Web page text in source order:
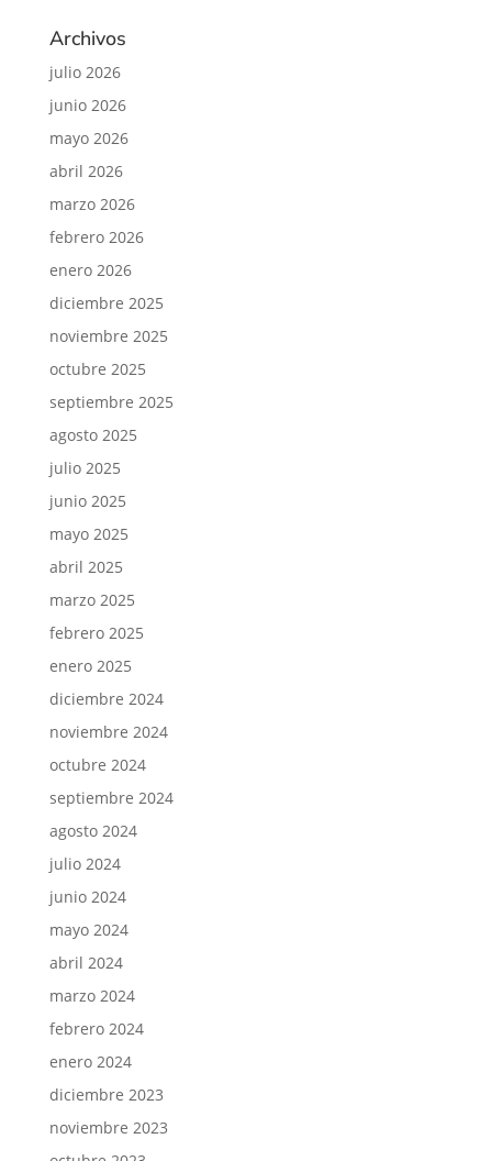
Archivos
julio 2026
junio 2026
mayo 2026
abril 2026
marzo 2026
febrero 2026
enero 2026
diciembre 2025
noviembre 2025
octubre 2025
septiembre 2025
agosto 2025
julio 2025
junio 2025
mayo 2025
abril 2025
marzo 2025
febrero 2025
enero 2025
diciembre 2024
noviembre 2024
octubre 2024
septiembre 2024
agosto 2024
julio 2024
junio 2024
mayo 2024
abril 2024
marzo 2024
febrero 2024
enero 2024
diciembre 2023
noviembre 2023